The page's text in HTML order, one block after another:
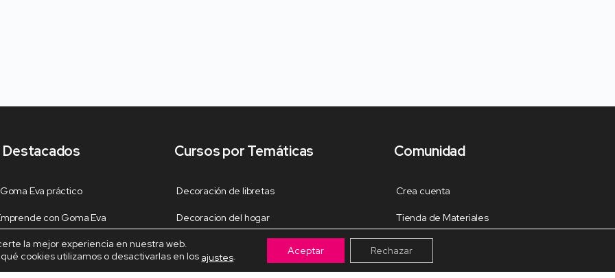
Destacados
Eva práctico
con Goma Eva
de libretas Perrita
fieltro
Cursos por Temáticas
Decoración de libretas
Decoracion del hogar
Decoración Navideña
Fiestas y celebraciones
Comunidad
Crea cuenta
Tienda de Materiales
Muro
la mejor experiencia en nuestra web.
cookies utilizamos o desactivarlas en los ajustes. Aceptar Rechazar